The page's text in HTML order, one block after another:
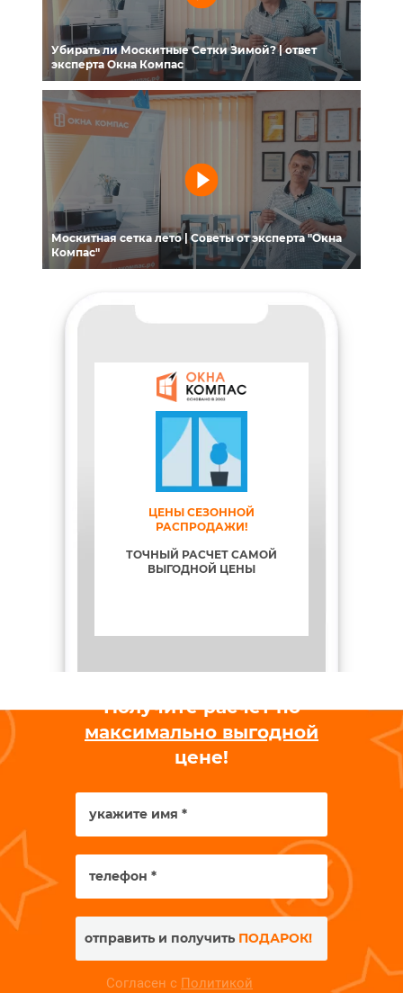
Убирать ли Москитные Сетки Зимой? | ответ
эксперта Окна Компас
Москитная сетка лето | Советы от эксперта "Окна
Компас"
Получите расчет по
максимально выгодной
цене!
отправить и получить ПОДАРОК!
Согласен с Политикой
ЦЕНЫ СЕЗОННОЙ
РАСПРОДАЖИ!
ТОЧНЫЙ РАСЧЕТ САМОЙ
ВЫГОДНОЙ ЦЕНЫ